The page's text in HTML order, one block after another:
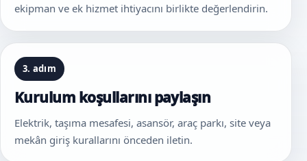
ekipman ve ek hizmet ihtiyacını birlikte değerlendirin.
3. adım
Kurulum koşullarını paylaşın
Elektrik, taşıma mesafesi, asansör, araç parkı, site veya
mekân giriş kurallarını önceden iletin.